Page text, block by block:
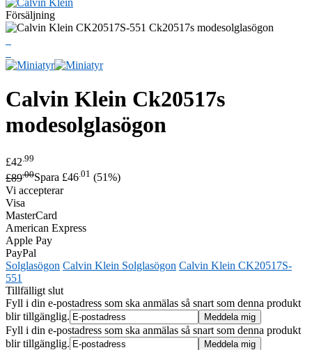
Försäljning
Calvin Klein Ck20517s
modesolglasögon
£42 .99
£89.00Spara £46.01 (51%)
Vi accepterar
Visa
MasterCard
American Express
Apple Pay
PayPal
Solglasögon Calvin Klein Solglasögon Calvin Klein CK20517S-
551
Tillfälligt slut
Fyll i din e-postadress som ska anmälas så snart som denna produkt
blir tillgänglig.
Fyll i din e-postadress som ska anmälas så snart som denna produkt
blir tillgänglig.